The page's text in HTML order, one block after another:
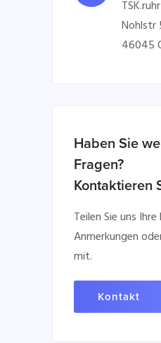
Nohlstr
46045
Haben Sie
Fragen?
Kontaktieren
Teilen Sie uns Ihre
Anmerkungen
mit.
Kontakt